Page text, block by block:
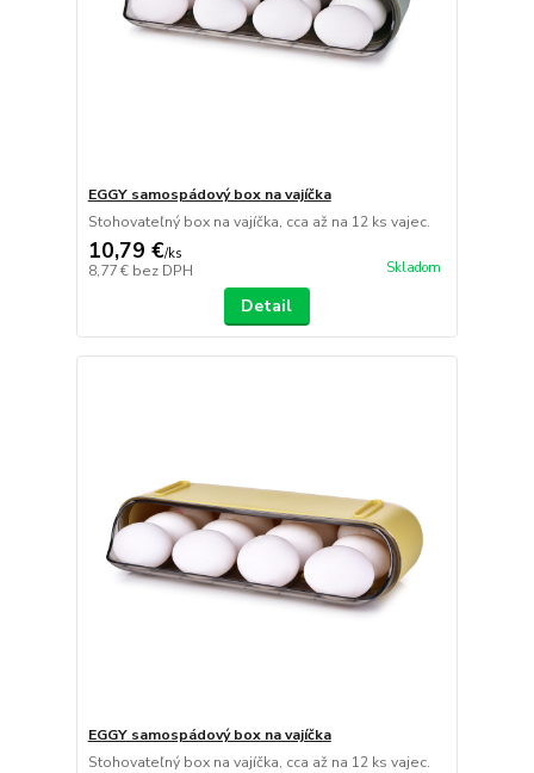
EGGY samospádový box na vajíčka
Stohovateľný box na vajíčka, cca až na 12 ks vajec.
10,79 €/ks
8,77 € bez DPH Skladom
Detail
EGGY samospádový box na vajíčka
Stohovateľný box na vajíčka, cca až na 12 ks vajec.